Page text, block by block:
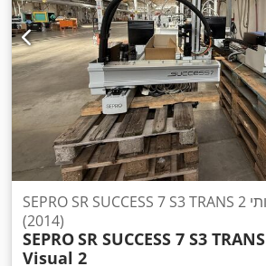
SEPRO SR SUCCESS 7 S3 TRANS חזותי 2
(2014)
SEPROSR SUCCESS 7 S3 TRANS
Visual 2